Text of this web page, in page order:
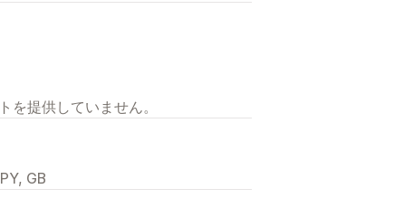
を提供していません。
GB